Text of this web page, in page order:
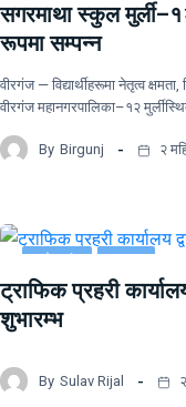
सगरमाथा स्कुल
रूपमा सम्पन्न
वीरगंज — विद्यार्थीहरूमा नेतृत्व
वीरगंज महानगरपालिका–१२
By Birgunj २
ट्राफिक प्रहरी
शुभारम्भ
By Sulav Rijal